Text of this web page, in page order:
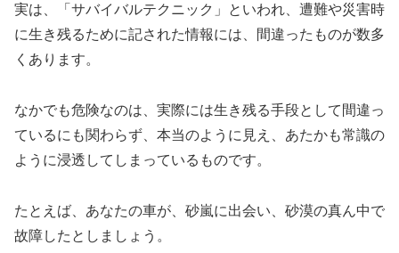
実は、「サバイバルテクニック」といわれ、遭難や災害時
に生き残るために記された情報には、間違ったものが数多
くあります。
なかでも危険なのは、実際には生き残る手段として間違っ
ているにも関わらず、本当のように見え、あたかも常識の
ように浸透してしまっているものです。
たとえば、あなたの車が、砂嵐に出会い、砂漠の真ん中で
故障したとしましょう。